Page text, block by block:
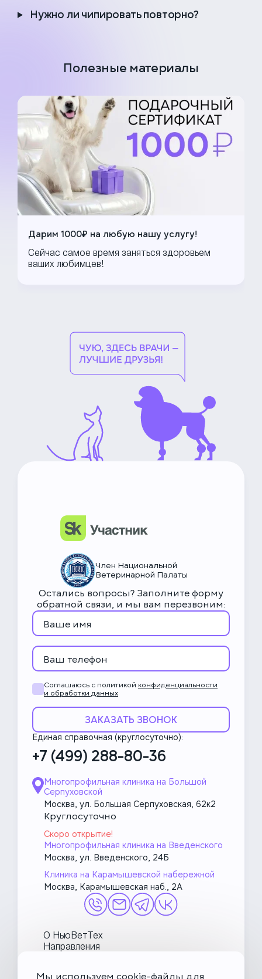
Нужно ли чипировать повторно?
Полезные материалы
Дарим 1000₽ на любую нашу услугу!
Сейчас самое время заняться здоровьем
ваших любимцев!
Член Национальной
Ветеринарной Палаты
Остались вопросы? Заполните форму
обратной связи, и мы вам перезвоним:
Соглашаюсь с политикой конфиденциальности
и обработки данных
ЗАКАЗАТЬ ЗВОНОК
Единая справочная (круглосуточно):
+7 (499) 288-80-36
Многопрофильная клиника на Большой
Серпуховской
Москва, ул. Большая Серпуховская, 62к2
Круглосуточно
Скоро открытие!
Многопрофильная клиника на Введенского
Москва, ул. Введенского, 24Б
Клиника на Карамышевской набережной
Москва, Карамышевская наб., 2А
О НьюВетТех
Направления